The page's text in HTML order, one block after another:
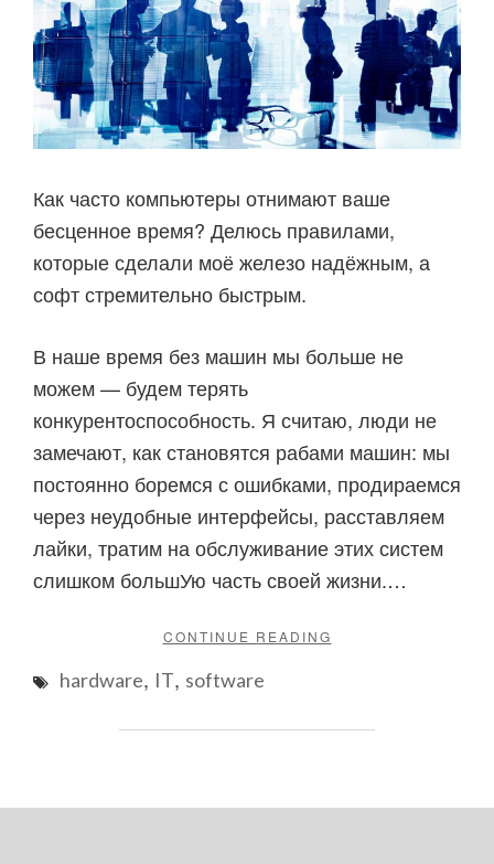
справляться
с
компьютерами:
мои
22
Как часто компьютеры отнимают ваше
бесценное время? Делюсь правилами,
которые сделали моё железо надёжным, а
софт стремительно быстрым.
В наше время без машин мы больше не
можем — будем терять
конкурентоспособность. Я считаю, люди не
замечают, как становятся рабами машин: мы
постоянно боремся с ошибками, продираемся
через неудобные интерфейсы, расставляем
лайки, тратим на обслуживание этих систем
слишком большУю часть своей жизни.…
CONTINUE READING
hardware, IT, software